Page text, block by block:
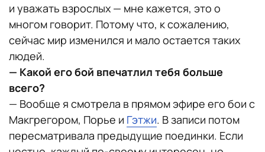
и уважать взрослых — мне кажется, это о
многом говорит. Потому что, к сожалению,
сейчас мир изменился и мало остается таких
людей.
— Какой его бой впечатлил тебя больше
всего?
— Вообще я смотрела в прямом эфире его бои с
Макгрегором, Порье и Гэтжи. В записи потом
пересматривала предыдущие поединки. Если